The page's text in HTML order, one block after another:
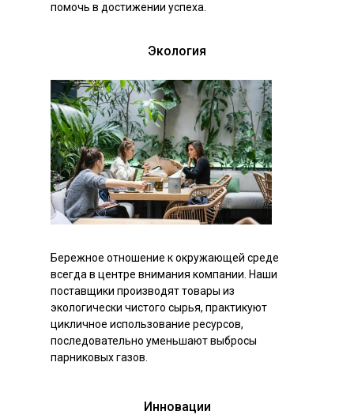
Бережное отношение к окружающей среде
всегда в центре внимания компании. Наши
поставщики производят товары из
экологически чистого сырья, практикуют
цикличное использование ресурсов,
последовательно уменьшают выбросы
парниковых газов.
помочь в достижении успеха.
Экология
Инновации